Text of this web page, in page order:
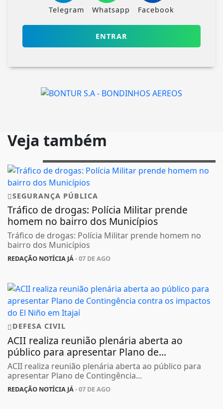
Telegram Whatsapp Facebook
ENTRAR
Veja também
SEGURANÇA PÚBLICA
Tráfico de drogas: Polícia Militar prende
homem no bairro dos Municípios
Tráfico de drogas: Polícia Militar prende homem no
bairro dos Municípios
REDAÇÃO NOTÍCIA JÁ- 07 DE AGO
DEFESA CIVIL
ACII realiza reunião plenária aberta ao
público para apresentar Plano de...
ACII realiza reunião plenária aberta ao público para
apresentar Plano de Contingência...
REDAÇÃO NOTÍCIA JÁ- 07 DE AGO